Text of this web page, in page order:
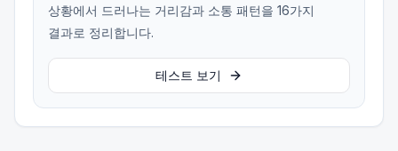
상황에서 드러나는 거리감과 소통 패턴을 16가지
결과로 정리합니다.
테스트 보기